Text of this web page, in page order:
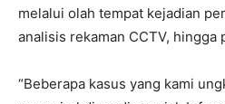
melalui olah tempat kejadian
analisis rekaman CCTV, hingga
“Beberapa kasus yang kami